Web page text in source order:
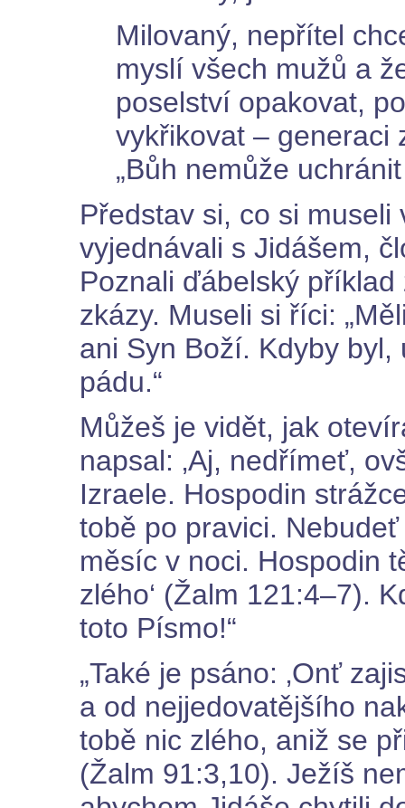
Milovaný, nepřítel
myslí všech mužů a
poselství opakovat,
vykřikovat – generaci
„Bůh nemůže
Představ si, co si
vyjednávali s Jidášem,
Poznali ďábelský
zkázy. Museli si říci:
ani Syn Boží. Kdyby
pádu.“
Můžeš je vidět, jak
napsal: ‚Aj, nedřímeť,
Izraele. Hospodin
tobě po pravici.
měsíc v noci. Hospodin
zlého‘ (Žalm 121:4–7).
toto Písmo!“
„Také je psáno: ‚Onť
a od nejjedovatějšího
tobě nic zlého, aniž se
(Žalm 91:3,10). Ježíš